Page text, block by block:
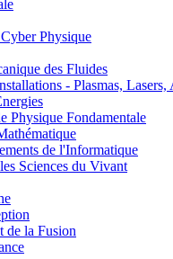
Physique
des Fluides
- Plasmas, Lasers,
Physique Fondamentale
de l'Informatique
Sciences du Vivant
de la Fusion